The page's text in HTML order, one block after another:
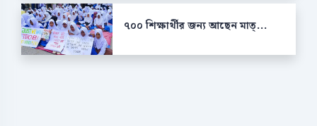
৭০০ শিক্ষার্থীর জন্য আছেন মাত্...